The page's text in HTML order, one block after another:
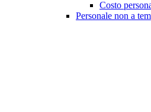
Costo
Personale non a